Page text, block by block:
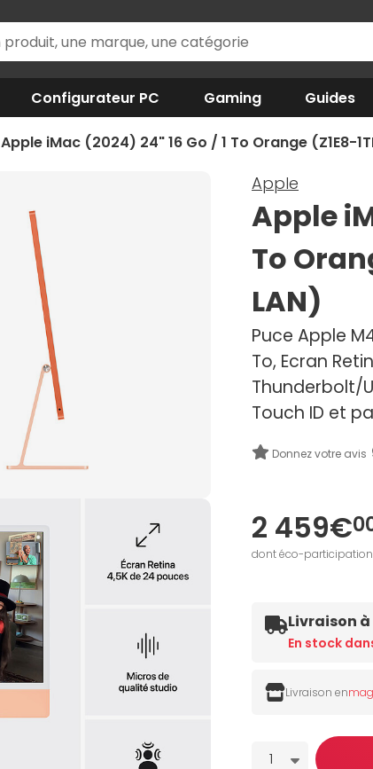
Configurateur PC Gaming Guides
Apple iMac (2024) 24" 16 Go / 1 To Orange (Z1E8-
Apple
Apple
To
LAN)
Puce Apple
To, Ecran
Thunderbolt/
Touch ID et
Donnez votre avis
2 459€
dont éco-
Livraison
En stock
Livraison en
Quantité
1